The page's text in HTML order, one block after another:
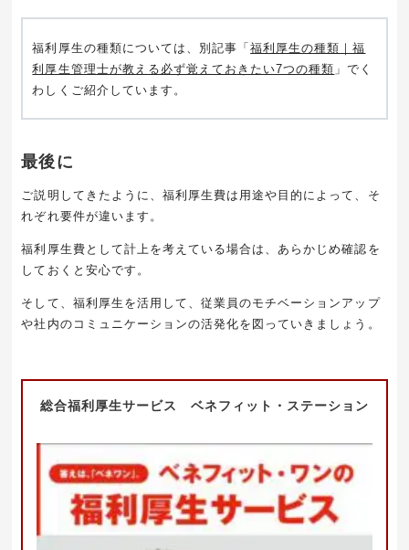
福利厚生の種類については、別記事「福利厚生の種類｜福
利厚生管理士が教える必ず覚えておきたい7つの種類 」でく
わしくご紹介しています。
最後に
ご説明してきたように、福利厚生費は用途や目的によって、そ
れぞれ要件が違います。
福利厚生費として計上を考えている場合は、あらかじめ確認を
しておくと安心です。
そして、福利厚生を活用して、従業員のモチベーションアップ
や社内のコミュニケーションの活発化を図っていきましょう。
総合福利厚生サービス ベネフィット・ステーション